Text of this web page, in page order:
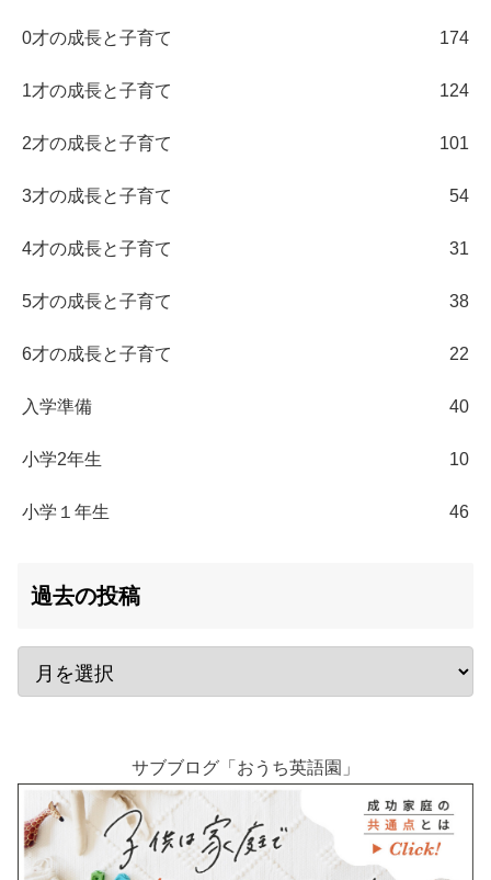
0才の成長と子育て 174
1才の成長と子育て 124
2才の成長と子育て 101
3才の成長と子育て 54
4才の成長と子育て 31
5才の成長と子育て 38
6才の成長と子育て 22
入学準備 40
小学2年生 10
小学１年生 46
過去の投稿
サブブログ「おうち英語園」